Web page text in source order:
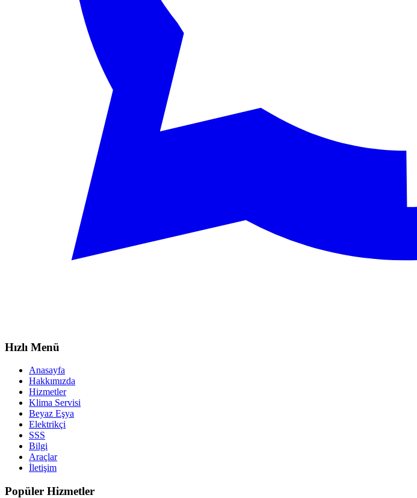
Hızlı Menü
Anasayfa
Hakkımızda
Hizmetler
Klima Servisi
Beyaz Eşya
Elektrikçi
SSS
Bilgi
Araçlar
İletişim
Popüler Hizmetler